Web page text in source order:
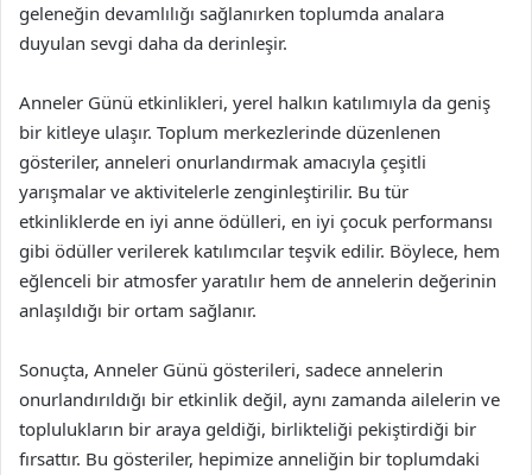
geleneğin devamlılığı sağlanırken toplumda analara
duyulan sevgi daha da derinleşir.
Anneler Günü etkinlikleri, yerel halkın katılımıyla da geniş
bir kitleye ulaşır. Toplum merkezlerinde düzenlenen
gösteriler, anneleri onurlandırmak amacıyla çeşitli
yarışmalar ve aktivitelerle zenginleştirilir. Bu tür
etkinliklerde en iyi anne ödülleri, en iyi çocuk performansı
gibi ödüller verilerek katılımcılar teşvik edilir. Böylece, hem
eğlenceli bir atmosfer yaratılır hem de annelerin değerinin
anlaşıldığı bir ortam sağlanır.
Sonuçta, Anneler Günü gösterileri, sadece annelerin
onurlandırıldığı bir etkinlik değil, aynı zamanda ailelerin ve
toplulukların bir araya geldiği, birlikteliği pekiştirdiği bir
fırsattır. Bu gösteriler, hepimize anneliğin bir toplumdaki